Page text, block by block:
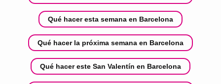
Qué hacer esta semana en Barcelona
Qué hacer la próxima semana en Barcelona
Qué hacer este San Valentín en Barcelona